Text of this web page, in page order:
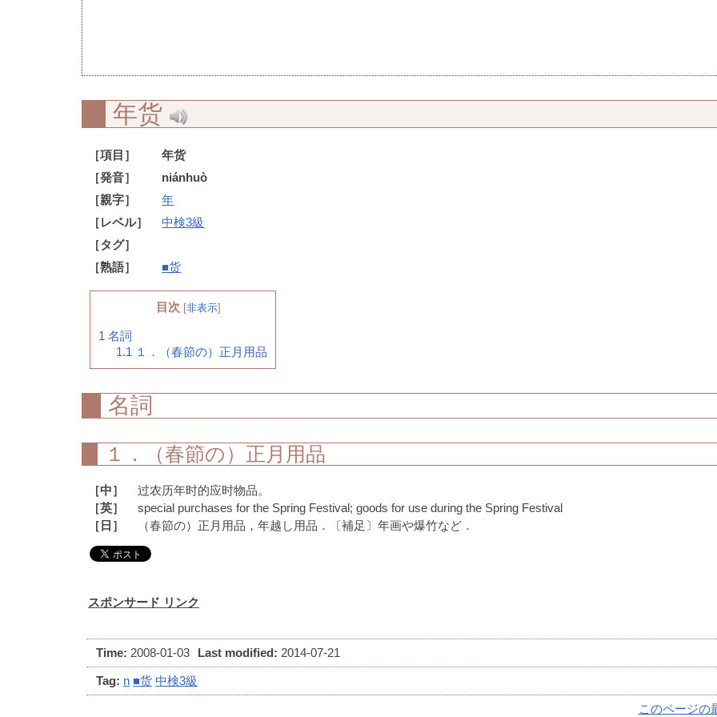
年货
［項目］
年货
［発音］
niánhuò
［親字］
年
［レベル］
中検3級
［タグ］
［熟語］
■货
目次 [非表示]
1 名詞
1.1 １．（春節の）正月用品
名詞
１．（春節の）正月用品
［中］
过农历年时的应时物品。
［英］
special purchases for the Spring Festival; goods for use during the Spring Festival
［日］
（春節の）正月用品，年越し用品．〔補足〕年画や爆竹など．
スポンサード リンク
Time: 2008-01-03 Last modified: 2014-07-21
Tag: n ■货 中検3級
このページの